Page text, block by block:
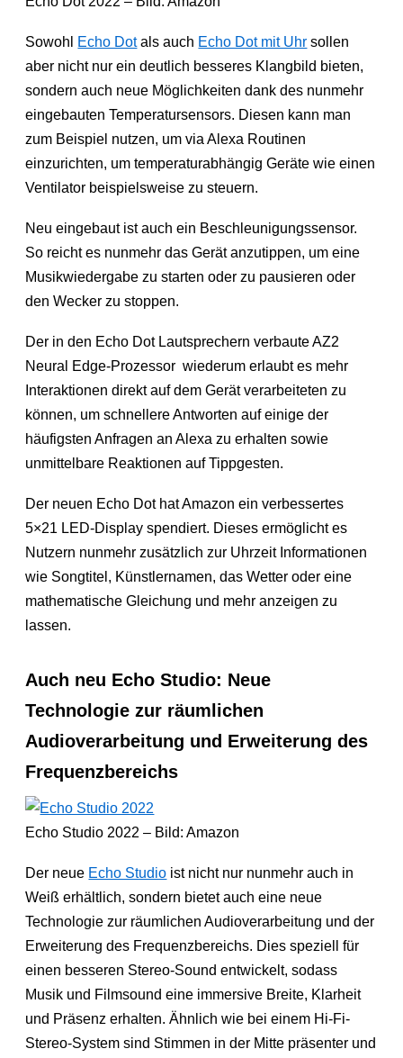
Sowohl Echo Dotals auch Echo Dot mit Uhr sollen
aber nicht nur ein deutlich besseres Klangbild bieten,
sondern auch neue Möglichkeiten dank des nunmehr
eingebauten Temperatursensors. Diesen kann man
zum Beispiel nutzen, um via Alexa Routinen
einzurichten, um temperaturabhängig Geräte wie einen
Ventilator beispielsweise zu steuern.
Neu eingebaut ist auch ein Beschleunigungssensor.
So reicht es nunmehr das Gerät anzutippen, um eine
Musikwiedergabe zu starten oder zu pausieren oder
den Wecker zu stoppen.
Der in den Echo Dot Lautsprechern verbaute AZ2
Neural Edge-Prozessor wiederum erlaubt es mehr
Interaktionen direkt auf dem Gerät verarbeiteten zu
können, um schnellere Antworten auf einige der
häufigsten Anfragen an Alexa zu erhalten sowie
unmittelbare Reaktionen auf Tippgesten.
Der neuen Echo Dot hat Amazon ein verbessertes
5×21 LED-Display spendiert. Dieses ermöglicht es
Nutzern nunmehr zusätzlich zur Uhrzeit Informationen
wie Songtitel, Künstlernamen, das Wetter oder eine
mathematische Gleichung und mehr anzeigen zu
lassen.
Auch neu Echo Studio: Neue
Technologie zur räumlichen
Audioverarbeitung und Erweiterung des
Frequenzbereichs
Echo Studio 2022 – Bild: Amazon
Der neue Echo Studio ist nicht nur nunmehr auch in
Weiß erhältlich, sondern bietet auch eine neue
Technologie zur räumlichen Audioverarbeitung und der
Erweiterung des Frequenzbereichs. Dies speziell für
einen besseren Stereo-Sound entwickelt, sodass
Musik und Filmsound eine immersive Breite, Klarheit
und Präsenz erhalten. Ähnlich wie bei einem Hi-Fi-
Stereo-System sind Stimmen in der Mitte präsenter und